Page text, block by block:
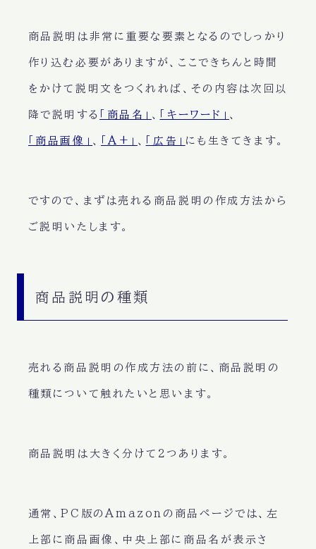
商品説明は非常に重要な要素となるのでしっかり
作り込む必要がありますが、ここできちんと時間
をかけて説明文をつくれれば、その内容は次回以
降で説明する 「商品名」 、 「キーワード」 、
「商品画像」 、 「A+」 、 「広告」 にも生きてきます。
ですので、まずは売れる商品説明の作成方法から
ご説明いたします。
商品説明の種類
売れる商品説明の作成方法の前に、商品説明の
種類について触れたいと思います。
商品説明は大きく分けて2つあります。
通常、PC版のAmazonの商品ページでは、左
上部に商品画像、中央上部に商品名が表示さ